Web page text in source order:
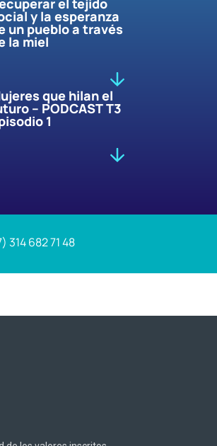
el tejido
y la esperanza
un pueblo a través
la miel
que hilan el
– PODCAST T3
1
314 682 71 48